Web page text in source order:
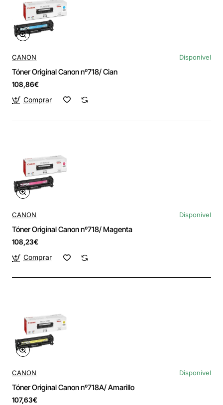
CANON Disponível
Tóner Original Canon nº718/ Cian
108,86€
Comprar
CANON Disponível
Tóner Original Canon nº718/ Magenta
108,23€
Comprar
CANON Disponível
Tóner Original Canon nº718A/ Amarillo
107,63€